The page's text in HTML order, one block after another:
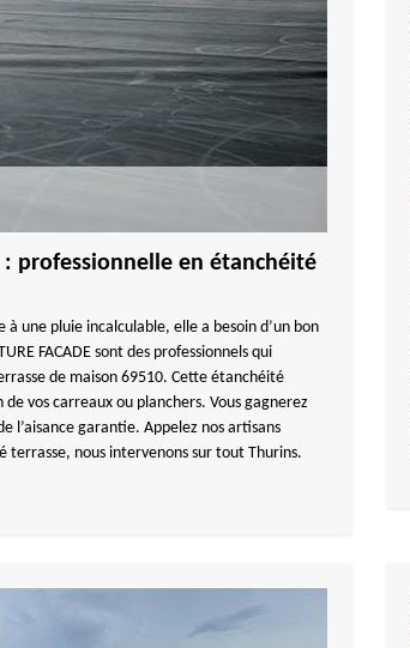
: professionnelle en étanchéité
une pluie incalculable, elle a besoin d’un bon
FACADE sont des professionnels qui
de maison 69510. Cette étanchéité
vos carreaux ou planchers. Vous gagnerez
l’aisance garantie. Appelez nos artisans
terrasse, nous intervenons sur tout Thurins.